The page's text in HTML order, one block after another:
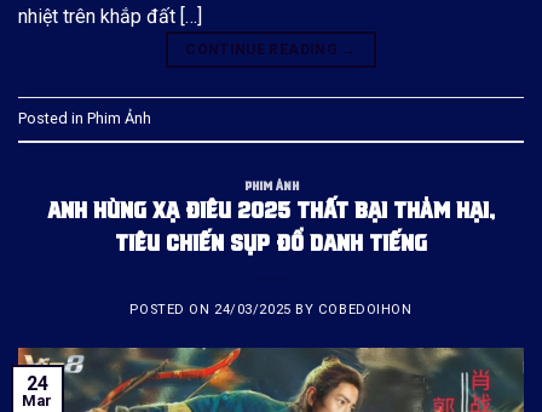
nhiệt trên khắp đất […]
CONTINUE READING →
Posted in Phim Ảnh
PHIM ẢNH
ANH HÙNG XẠ ĐIÊU 2025 THẤT BẠI THẢM HẠI,
TIÊU CHIẾN SỤP ĐỔ DANH TIẾNG
POSTED ON 24/03/2025 BY COBEDOIHON
24
Mar